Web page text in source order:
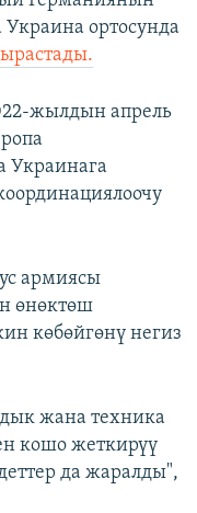
ортосунда
ырастады.
жылдын апрель
Украинага
армиясы
өнөктөш
көбөйгөнү негиз
жана техника
кошо жеткирүү
да жаралды",